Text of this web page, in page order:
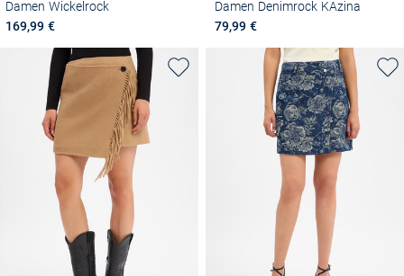
Damen Wickelrock
169,99 €
Damen Denimrock KAzina
79,99 €